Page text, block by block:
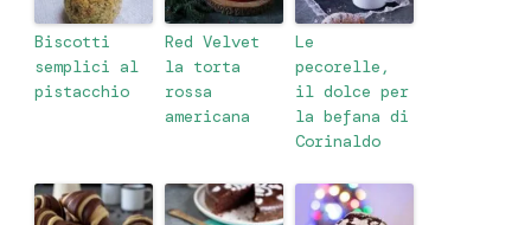
Biscotti
semplici al
pistacchio
Red Velvet
la torta
rossa
americana
Le
pecorelle,
il dolce per
la befana di
Corinaldo